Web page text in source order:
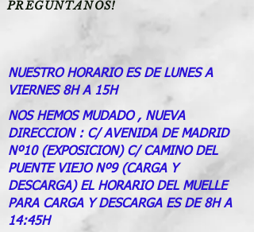
PREGUNTANOS!
NUESTRO HORARIO ES DE LUNES A
VIERNES 8H A 15H
NOS HEMOS MUDADO , NUEVA
DIRECCION : C/ AVENIDA DE MADRID
Nº10 (EXPOSICION) C/ CAMINO DEL
PUENTE VIEJO Nº9 (CARGA Y
DESCARGA) EL HORARIO DEL MUELLE
PARA CARGA Y DESCARGA ES DE 8H A
14:45H